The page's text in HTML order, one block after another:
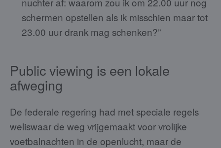
schermen opstellen als ik misschien maar tot
23.00 uur drank mag schenken?”
Public viewing is een lokale
afweging
De federale regering had met speciale regels
weliswaar de weg vrijgemaakt voor vrolijke
voetbalnachten in de openlucht, maar de